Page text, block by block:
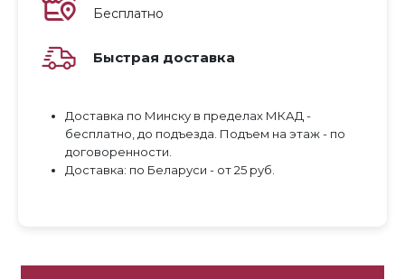
Бесплатно
Быстрая доставка
Доставка по Минску в пределах МКАД -
бесплатно, до подъезда. Подъем на этаж - по
договоренности.
Доставка: по Беларуси - от 25 руб.